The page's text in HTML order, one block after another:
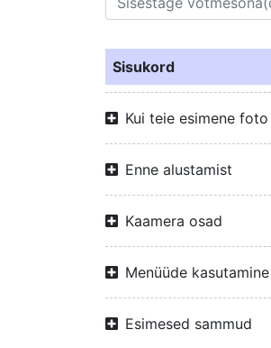
Sisukord
Kui teie esimene
Enne alustamist
Kaamera osad
Menüüde kasutamine
Esimesed sammud